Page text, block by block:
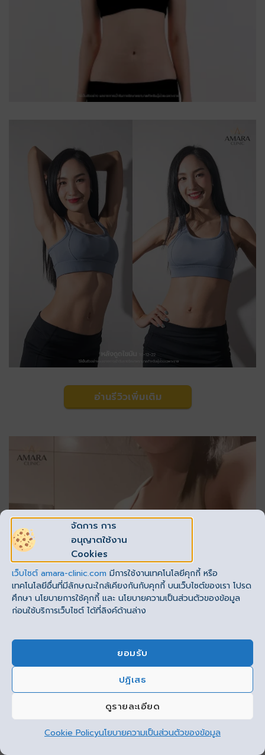
จัดการ การ
อนุญาตใช้งาน
Cookies
เว็บไซต์amara-clinic.com มีการใช้งานเทคโนโลยีคุกกี้ หรือ
เทคโนโลยีอื่นที่มีลักษณะใกล้เคียงกันกับคุกกี้ บนเว็บไซต์ของเรา โปรด
ศึกษา นโยบายการใช้คุกกี้ และ นโยบายความเป็นส่วนตัวของข้อมูล
ก่อนใช้บริการเว็บไซต์ ได้ที่ลิงค์ด้านล่าง
ยอมรับ
ปฏิเสธ
ดูรายละเอียด
Cookie Policyนโยบายความเป็นส่วนตัวของข้อมูล
อ่านรีวิวเพิ่มเติม
This site uses cookies to offer you a better browsing
experience. By browsing this website, you agree to our
use of cookies.
ยอมรับ